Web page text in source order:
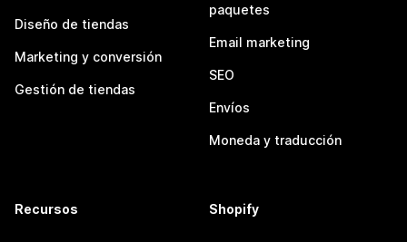
Diseño de tiendas
Marketing y conversión
Gestión de tiendas
paquetes
Email marketing
SEO
Envíos
Moneda y traducción
Recursos Shopify